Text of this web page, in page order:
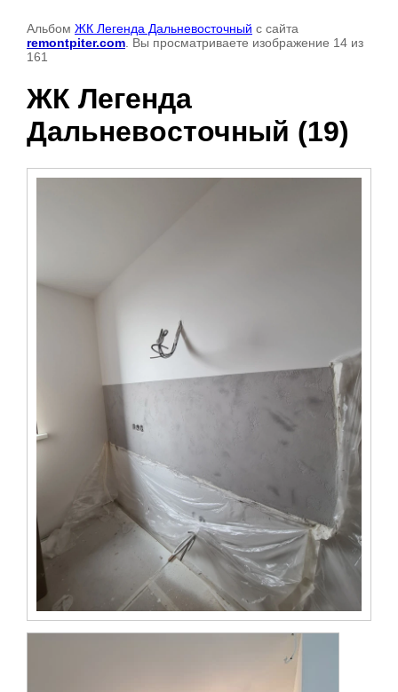
Альбом ЖК Легенда Дальневосточный с сайта
remontpiter.com . Вы просматриваете изображение 14 из
161
ЖК Легенда
Дальневосточный (19)